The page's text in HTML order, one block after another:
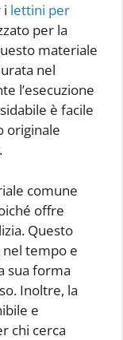
i lettini per
per la
materiale
nel
l’esecuzione
è facile
originale
comune
offre
Questo
tempo e
sua forma
Inoltre, la
e
chi cerca